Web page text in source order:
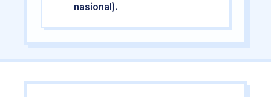
nasional).